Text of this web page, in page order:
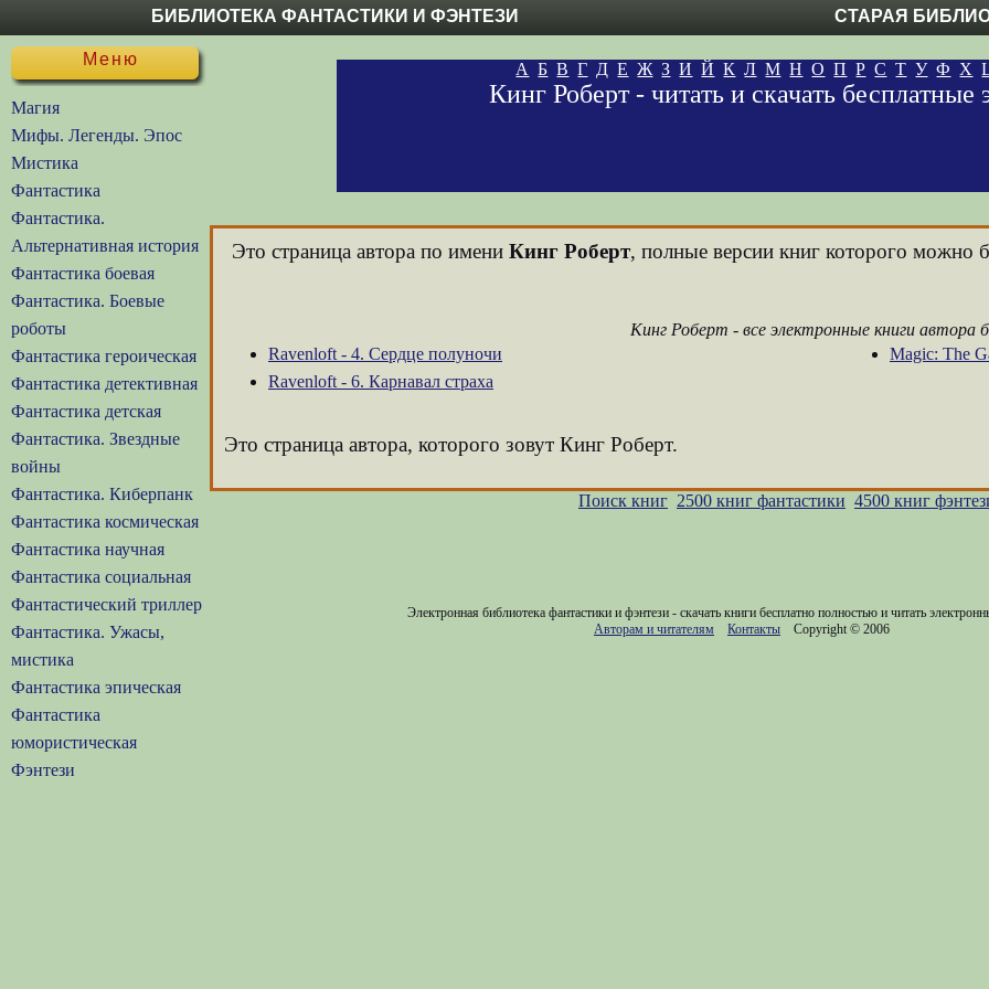
БИБЛИОТЕКА ФАНТАСТИКИ И ФЭНТЕЗИ СТАРАЯ
Меню
Магия
Мифы. Легенды. Эпос
Мистика
Фантастика
Фантастика.
Альтернативная история
Фантастика боевая
Фантастика. Боевые
роботы
Фантастика героическая
Фантастика детективная
Фантастика детская
Фантастика. Звездные
войны
Фантастика. Киберпанк
Фантастика космическая
Фантастика научная
Фантастика социальная
Фантастический триллер
Фантастика. Ужасы,
мистика
Фантастика эпическая
Фантастика
юмористическая
Фэнтези
А Б В Г Д Е Ж З И Й К Л М Н О П Р С Т У Ф Х
Кинг Роберт - читать и скачать
Это страница автора по имени Кинг Роберт, полные версии книг которого можно
Кинг Роберт - все электронные книги автора
Ravenloft - 4. Сердце полуночи
Ravenloft - 6. Карнавал страха
Magic: The
Это страница автора, которого зовут Кинг Роберт.
Поиск книг 2500 книг фантастики 4500 книг
Электронная библиотека фантастики и фэнтези - скачать книги бесплатно полностью и читать
Авторам и читателям
Контакты Copyright © 2006